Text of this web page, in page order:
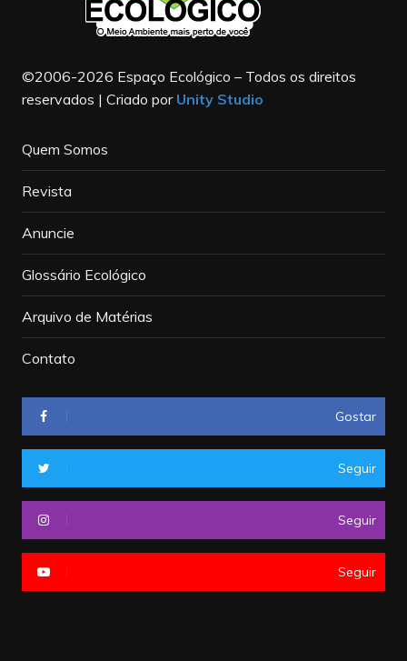
©2006-2026 Espaço Ecológico – Todos os direitos
reservados | Criado por Unity Studio
Quem Somos
Revista
Anuncie
Glossário Ecológico
Arquivo de Matérias
Contato
Gostar
Seguir
Seguir
Seguir